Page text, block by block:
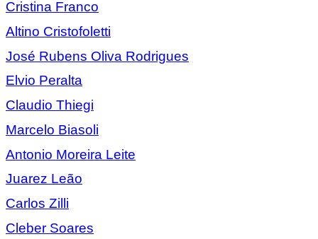
Cristina Franco
Altino Cristofoletti
José Rubens Oliva Rodrigues
Elvio Peralta
Claudio Thiegi
Marcelo Biasoli
Antonio Moreira Leite
Juarez Leão
Carlos Zilli
Cleber Soares